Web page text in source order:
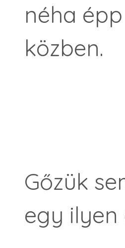
néha
közben.
Gőzük
egy ilyen